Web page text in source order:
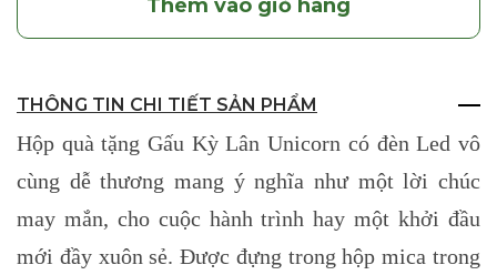
Thêm vào giỏ hàng
THÔNG TIN CHI TIẾT SẢN PHẨM
Hộp quà tặng Gấu Kỳ Lân Unicorn có đèn Led vô
cùng dễ thương mang ý nghĩa như một lời chúc
may mắn, cho cuộc hành trình hay một khởi đầu
mới đầy xuôn sẻ. Được đựng trong hộp mica trong